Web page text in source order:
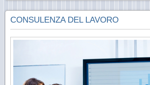
CONSULENZA DEL LAVORO